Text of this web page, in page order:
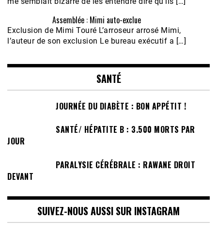
Assemblée : Mimi auto-exclue
Exclusion de Mimi Touré L’arroseur arrosé Mimi,
l’auteur de son exclusion Le bureau exécutif a […]
SANTÉ
JOURNÉE DU DIABÈTE : BON APPÉTIT !
SANTÉ/ HÉPATITE B : 3.500 MORTS PAR
JOUR
PARALYSIE CÉRÉBRALE : RAWANE DROIT
DEVANT
SUIVEZ-NOUS AUSSI SUR INSTAGRAM